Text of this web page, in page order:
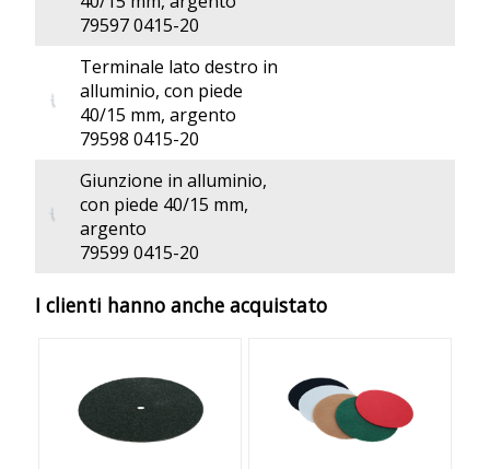
79597 0415-20
Terminale lato destro in
alluminio, con piede
40/15 mm, argento
79598 0415-20
Giunzione in alluminio,
con piede 40/15 mm,
argento
79599 0415-20
I clienti hanno anche acquistato